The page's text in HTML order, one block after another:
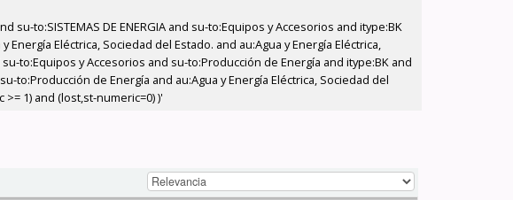
to:SISTEMAS DE ENERGIA and su-to:Equipos y Accesorios and itype:BK
Eléctrica, Sociedad del Estado. and au:Agua y Energía Eléctrica,
to:Equipos y Accesorios and su-to:Producción de Energía and itype:BK and
de Energía and au:Agua y Energía Eléctrica, Sociedad del
1) and (lost,st-numeric=0) )'